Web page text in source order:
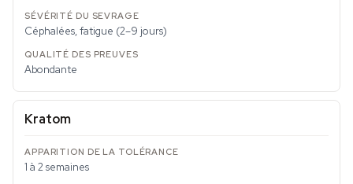
Céphalées, fatigue (2–9 jours)
Abondante
Kratom
1 à 2 semaines